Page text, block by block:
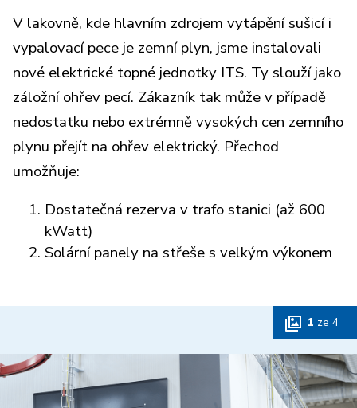
V lakovně, kde hlavním zdrojem vytápění sušicí i
vypalovací pece je zemní plyn, jsme instalovali
nové elektrické topné jednotky ITS. Ty slouží jako
záložní ohřev pecí. Zákazník tak může v případě
nedostatku nebo extrémně vysokých cen zemního
plynu přejít na ohřev elektrický. Přechod
umožňuje:
Dostatečná rezerva v trafo stanici (až 600
kWatt)
Solární panely na střeše s velkým výkonem
1 ze 4